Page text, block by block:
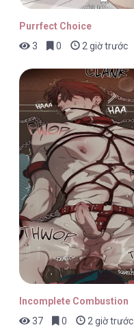
Purrfect Choice
3
0 2 giờ trước
Incomplete Combustion
37
0 2 giờ trước